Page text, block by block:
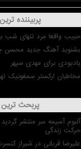
پربیننده
حبیب واقعا مرد تنهای شب
بشنوید آهنگ جدید محسن
یادبودی برای مهدی سپهر
مخاطبان ارکستر سمفونیک
پربحث
آلبوم آسیمه سر منتشر
حرکت زندگی
علیرضا قربانی در شیراز